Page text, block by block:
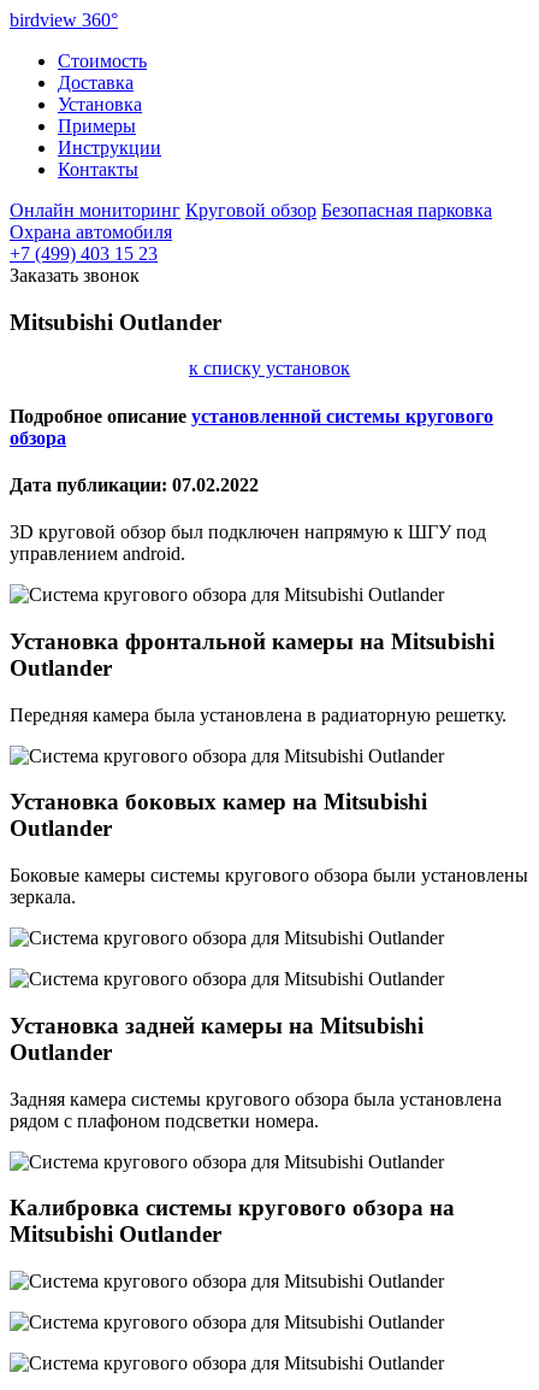
birdview 360°
Стоимость
Доставка
Установка
Примеры
Инструкции
Контакты
Онлайн мониторинг Круговой обзор Безопасная парковка
Охрана автомобиля
+7 (499) 403 15 23
Заказать звонок
Mitsubishi Outlander
к списку установок
Подробное описание установленной системы кругового
обзора
Дата публикации: 07.02.2022
3D круговой обзор был подключен напрямую к ШГУ под
управлением android.
Установка фронтальной камеры на Mitsubishi
Outlander
Передняя камера была установлена в радиаторную решетку.
Установка боковых камер на Mitsubishi
Outlander
Боковые камеры системы кругового обзора были установлены
зеркала.
Установка задней камеры на Mitsubishi
Outlander
Задняя камера системы кругового обзора была установлена
рядом с плафоном подсветки номера.
Калибровка системы кругового обзора на
Mitsubishi Outlander